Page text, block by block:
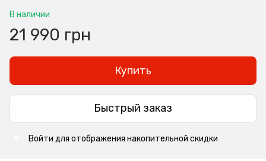
В наличии
21 990 грн
Купить
Быстрый заказ
Войти для отображения накопительной скидки